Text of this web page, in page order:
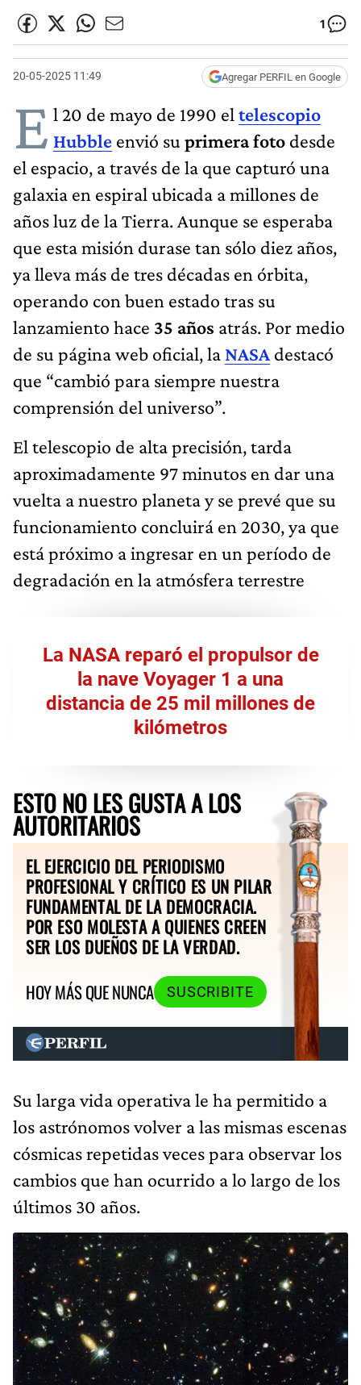
1
20-05-2025 11:49 Agregar PERFIL en Google
E l 20 de mayo de 1990 el telescopio
Hubble envió su primera foto desde
el espacio, a través de la que capturó una
galaxia en espiral ubicada a millones de
años luz de la Tierra. Aunque se esperaba
que esta misión durase tan sólo diez años,
ya lleva más de tres décadas en órbita,
operando con buen estado tras su
lanzamiento hace 35 años atrás. Por medio
de su página web oficial, la NASA destacó
que “cambió para siempre nuestra
comprensión del universo”.
El telescopio de alta precisión, tarda
aproximadamente 97 minutos en dar una
vuelta a nuestro planeta y se prevé que su
funcionamiento concluirá en 2030, ya que
está próximo a ingresar en un período de
degradación en la atmósfera terrestre
La NASA reparó el propulsor de
la nave Voyager 1 a una
distancia de 25 mil millones de
kilómetros
ESTO NO LES GUSTA A LOS
AUTORITARIOS
EL EJERCICIO DEL PERIODISMO
PROFESIONAL Y CRÍTICO ES UN PILAR
FUNDAMENTAL DE LA DEMOCRACIA.
POR ESO MOLESTA A QUIENES CREEN
SER LOS DUEÑOS DE LA VERDAD.
HOY MÁS QUE NUNCA
SUSCRIBITE
Su larga vida operativa le ha permitido a
los astrónomos volver a las mismas escenas
cósmicas repetidas veces para observar los
cambios que han ocurrido a lo largo de los
últimos 30 años.